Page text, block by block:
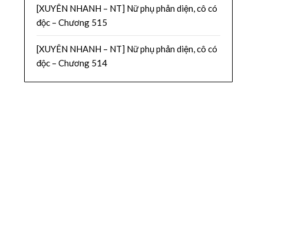
[XUYÊN NHANH – NT] Nữ phụ phản diện, cô có
độc – Chương 515
[XUYÊN NHANH – NT] Nữ phụ phản diện, cô có
độc – Chương 514